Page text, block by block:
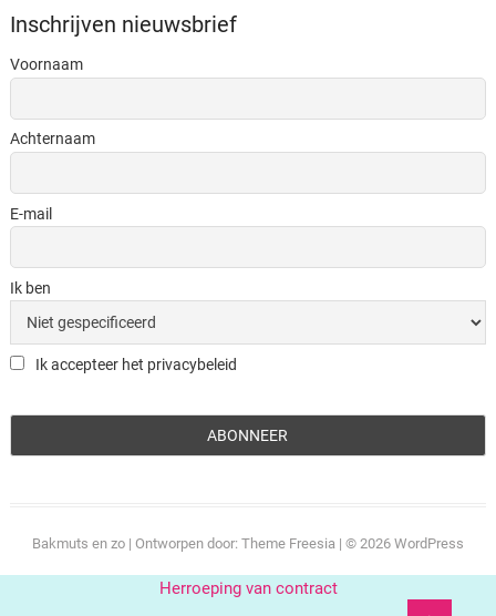
Inschrijven nieuwsbrief
Voornaam
Achternaam
E-mail
Ik ben
Ik accepteer het privacybeleid
Bakmuts en zo| Ontworpen door: Theme Freesia | © 2026 WordPress
Herroeping van contract